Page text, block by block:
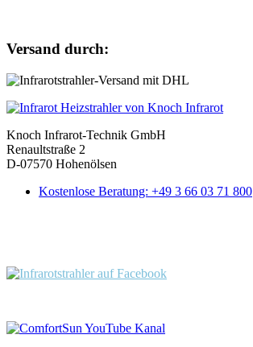
Versand durch:
Knoch Infrarot-Technik GmbH
Renaultstraße 2
D-07570 Hohenölsen
Kostenlose Beratung: +49 3 66 03 71 800